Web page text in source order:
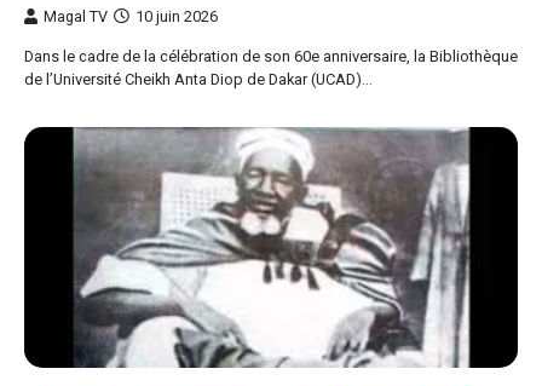
Magal TV 10 juin 2026
Dans le cadre de la célébration de son 60e anniversaire, la Bibliothèque
de l’Université Cheikh Anta Diop de Dakar (UCAD)…